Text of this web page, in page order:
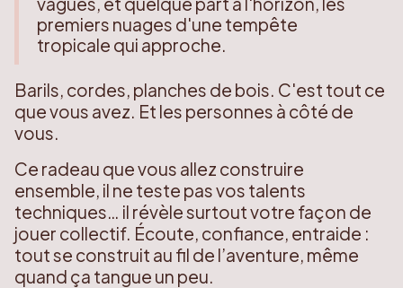
premiers nuages d'une tempête
tropicale qui approche.
Barils, cordes, planches de bois. C'est tout ce
que vous avez. Et les personnes à côté de
vous.
Ce radeau que vous allez construire
ensemble, il ne teste pas vos talents
techniques… il révèle surtout votre façon de
jouer collectif. Écoute, confiance, entraide :
tout se construit au fil de l’aventure, même
quand ça tangue un peu.